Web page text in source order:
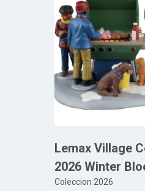
Lemax Village
2026 Winter
Coleccion 2026